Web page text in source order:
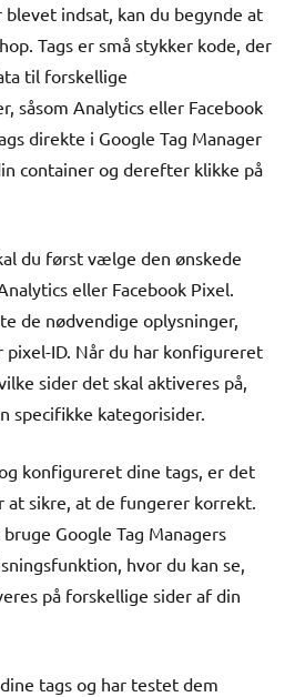
indsat, kan du begynde at
Tags er små stykker kode, der
til forskellige
såsom Analytics eller Facebook
direkte i Google Tag Manager
container og derefter klikke på
du først vælge den ønskede
eller Facebook Pixel.
de nødvendige oplysninger,
pixel-ID. Når du har konfigureret
sider det skal aktiveres på,
specifikke kategorisider.
konfigureret dine tags, er det
sikre, at de fungerer korrekt.
Google Tag Managers
hvor du kan se,
på forskellige sider af din
tags og har testet dem